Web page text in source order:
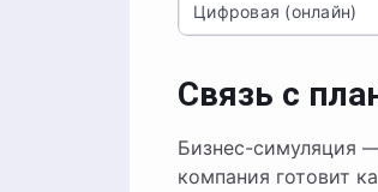
Цифровая (онлайн)
Связь с
Бизнес-симуляция
компания готовит